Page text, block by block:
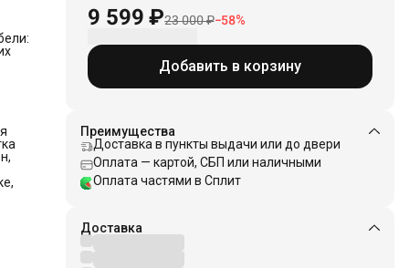
9 599 ₽23 000 ₽−58%
Добавить в корзину
Преимущества
Доставка в пункты выдачи или до двери
Оплата — картой, СБП или наличными
Оплата частями в Сплит
Доставка